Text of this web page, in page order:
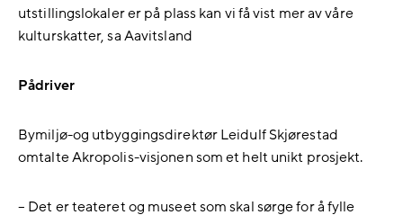
utstillingslokaler er på plass kan vi få vist mer av våre
kulturskatter, sa Aavitsland
Pådriver
Bymiljø-og utbyggingsdirektør Leidulf Skjørestad
omtalte Akropolis-visjonen som et helt unikt prosjekt.
– Det er teateret og museet som skal sørge for å fylle